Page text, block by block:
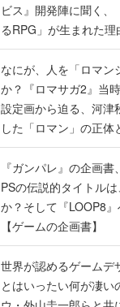
ビス』開発陣に聞く、
るRPG」が生まれた
書】
なにが、人を「ロマン
か？『ロマサガ2』当
設定画から迫る、河津
した「ロマン」の正体
書】
『ガンパレ』の企画
PSの伝説的タイトル
か？そして『LOOP8
【ゲームの企画書】
世界が認めるゲームデ
とはいったい何が凄い